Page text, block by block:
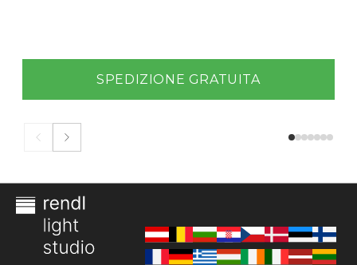
SPEDIZIONE GRATUITA